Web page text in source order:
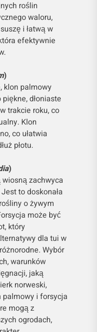
roślin
waloru,
i łatwą w
efektywnie
)
klon palmowy
dłoniaste
trakcie roku, co
Klon
co ułatwia
płotu.
)
zachwyca
to doskonała
o żywym
może być
który
dla tui w
Wybór
warunków
jaką
norweski,
palmowy i forsycja
mogą z
ogrodach,